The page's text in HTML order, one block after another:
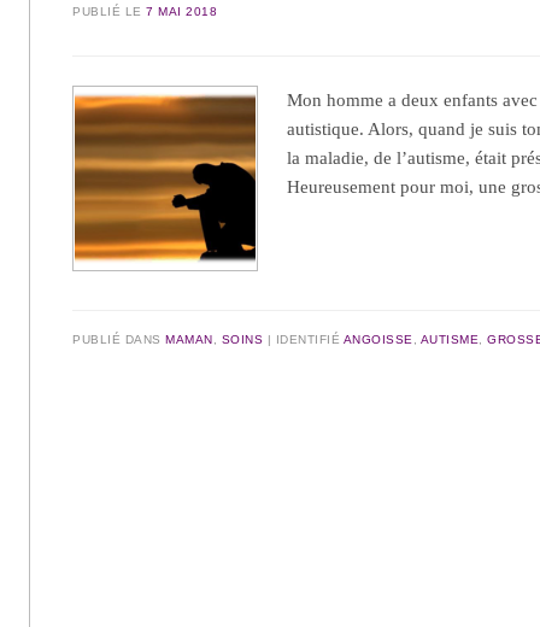
PUBLIÉ LE7 MAI 2018
Mon homme a deux enfants
autistique. Alors, quand je suis
la maladie, de l’autisme, était
Heureusement pour moi, une
PUBLIÉ DANSMAMAN SOINS IDENTIFIÉ ANGOISSE AUTISME ,